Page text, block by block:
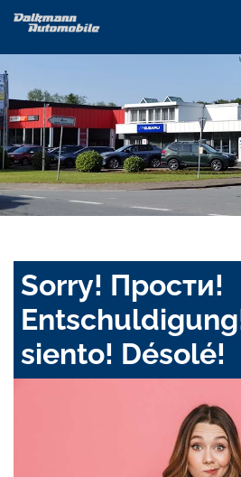
Sorry! Прости!
siento! Désolé!